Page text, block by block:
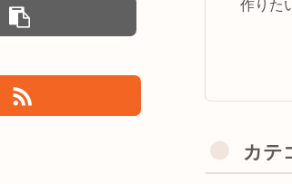
作りた
カテ